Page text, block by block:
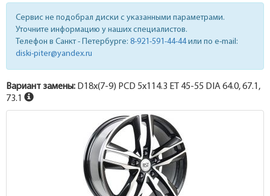
Сервис не подобрал диски с указанными параметрами.
Уточните информацию у наших специалистов.
Телефон в Санкт - Петербурге: 8-921-591-44-44или по e-mail:
diski-piter@yandex.ru
Вариант замены: D18x(7-9) PCD 5x114.3 ET 45-55 DIA 64.0, 67.1,
73.1